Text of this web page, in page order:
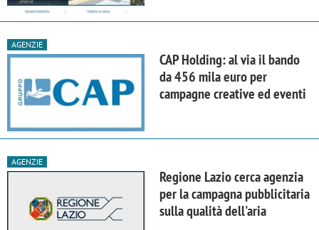
AGENZIE
CAP Holding: al via il bando
da 456 mila euro per
campagne creative ed eventi
AGENZIE
Regione Lazio cerca agenzia
per la campagna pubblicitaria
sulla qualità dell'aria